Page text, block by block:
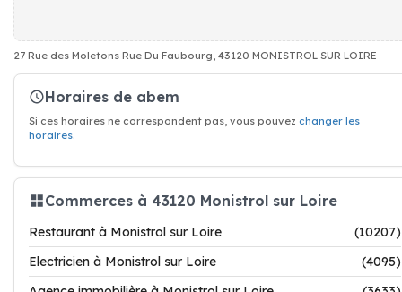
27 Rue des Moletons Rue Du Faubourg, 43120 MONISTROL SUR LOIRE
Horaires de abem
Si ces horaires ne correspondent pas, vous pouvez changer les
horaires.
Commerces à 43120 Monistrol sur Loire
Restaurant à Monistrol sur Loire
(10207)
Electricien à Monistrol sur Loire
(4095)